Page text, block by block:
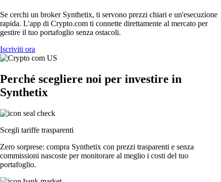
Se cerchi un broker Synthetix, ti servono prezzi chiari e un'esecuzione
rapida. L'app di Crypto.com ti connette direttamente al mercato per
gestire il tuo portafoglio senza ostacoli.
Iscriviti ora
Perché scegliere noi per investire in
Synthetix
Scegli tariffe trasparenti
Zero sorprese: compra Synthetix con prezzi trasparenti e senza
commissioni nascoste per monitorare al meglio i costi del tuo
portafoglio.